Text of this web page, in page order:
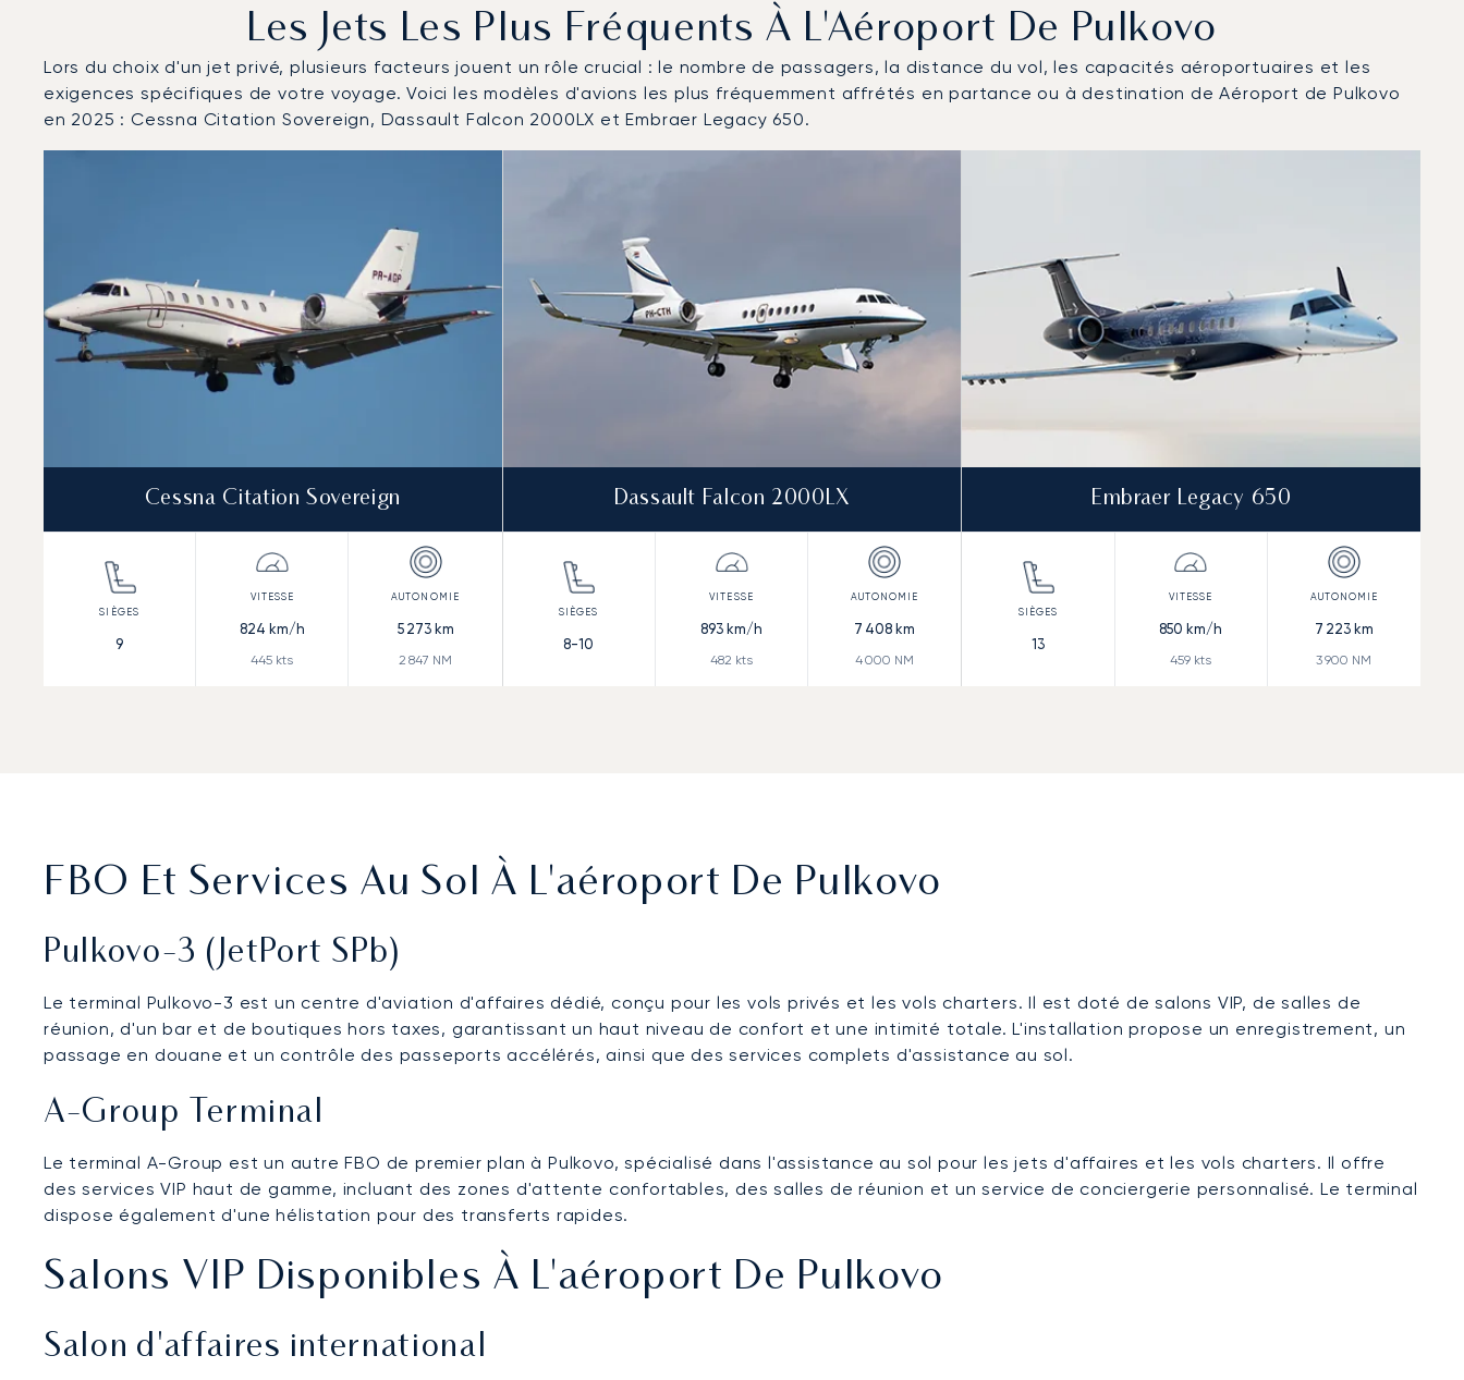
Les Jets Les Plus Fréquents À L'Aéroport De Pulkovo
Lors du choix d'un jet privé, plusieurs facteurs jouent un rôle crucial : le nombre de passagers, la distance du vol, les capacités aéroportuaires et les
exigences spécifiques de votre voyage. Voici les modèles d'avions les plus fréquemment affrétés en partance ou à destination de Aéroport de Pulkovo
en 2025 : Cessna Citation Sovereign, Dassault Falcon 2000LX et Embraer Legacy 650.
Cessna Citation Sovereign
9
824 km/h
445 kts
5 273km
2 847 NM
Dassault Falcon 2000LX
8-10
893 km/h
482 kts
7 408 km
4 000 NM
Embraer Legacy 650
13
850 km/h
459 kts
7 223km
3 900 NM
FBO Et Services Au Sol À L'aéroport De Pulkovo
Pulkovo-3 (JetPort SPb)
Le terminal Pulkovo-3 est un centre d'aviation d'affaires dédié, conçu pour les vols privés et les vols charters. Il est doté de salons VIP, de salles de
réunion, d'un bar et de boutiques hors taxes, garantissant un haut niveau de confort et une intimité totale. L'installation propose un enregistrement, un
passage en douane et un contrôle des passeports accélérés, ainsi que des services complets d'assistance au sol.
A-Group Terminal
Le terminal A-Group est un autre FBO de premier plan à Pulkovo, spécialisé dans l'assistance au sol pour les jets d'affaires et les vols charters. Il offre
des services VIP haut de gamme, incluant des zones d'attente confortables, des salles de réunion et un service de conciergerie personnalisé. Le terminal
dispose également d'une hélistation pour des transferts rapides.
Salons VIP Disponibles À L'aéroport De Pulkovo
Salon d'affaires international